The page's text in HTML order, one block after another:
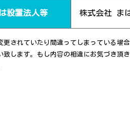
設置法人等 株式会社 ま
されていたり間違ってしまっている場
致します。もし内容の相違にお気づき頂